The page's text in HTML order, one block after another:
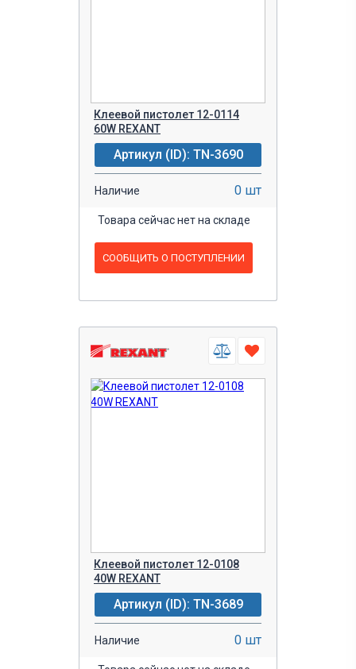
Клеевой пистолет 12-0114
60W REXANT
Артикул (ID): TN-3690
Наличие 0 шт
Товара сейчас нет на складе
СООБЩИТЬ О ПОСТУПЛЕНИИ
Клеевой пистолет 12-0108
40W REXANT
Артикул (ID): TN-3689
Наличие 0 шт